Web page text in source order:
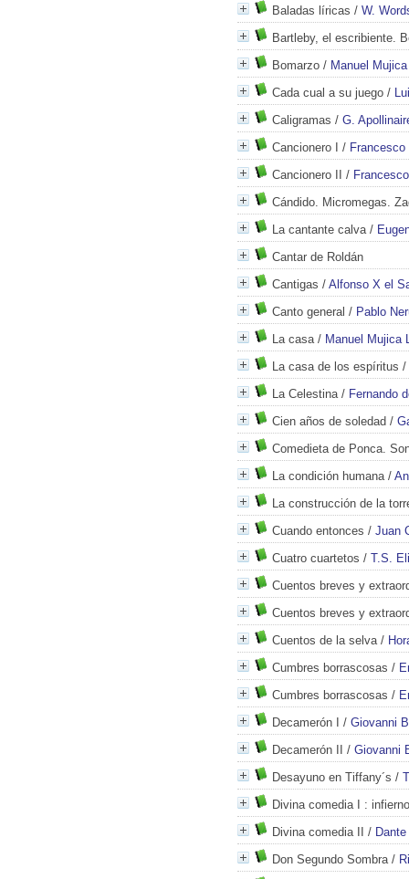
Baladas líricas / W.
Bartleby, el escribiente.
Bomarzo / Manuel
Cada cual a su juego /
Caligramas / G.
Cancionero I
/
Cancionero II
/
Cándido. Micromegas.
La cantante calva/
Cantar de Roldán
Cantigas / Alfonso X el
Canto general / Pablo
La casa/ Manuel Mujica
La casa de los espíritus /
La Celestina/ Fernando
Cien años de soledad /
Comedieta de Ponca.
La condición humana/
La construcción de la
Cuando entonces / Juan
Cuatro cuartetos / T.S.
Cuentos breves y
Cuentos breves y
Cuentos de la selva/
Cumbres borrascosas /
Cumbres borrascosas /
Decamerón I
/ Giovanni
Decamerón II
/ Giovanni
Desayuno en Tiffany´s /
Divina comedia I
:
Divina comedia II
/
Don Segundo Sombra/